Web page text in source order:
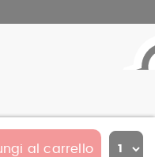
al carrello